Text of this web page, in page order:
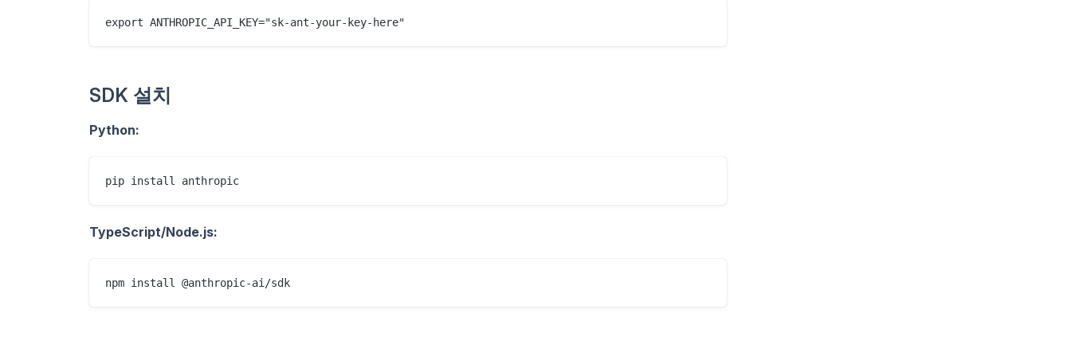
SDK 설치
Python:
TypeScript/Node.js: